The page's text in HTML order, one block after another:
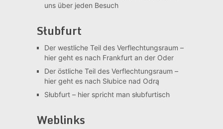
uns über jeden Besuch
Słubfurt
Der westliche Teil des Verflechtungsraum –
hier geht es nach Frankfurt an der Oder
Der östliche Teil des Verflechtungsraum –
hier geht es nach Słubice nad Odrą
Słubfurt –hier spricht man słubfurtisch
Weblinks